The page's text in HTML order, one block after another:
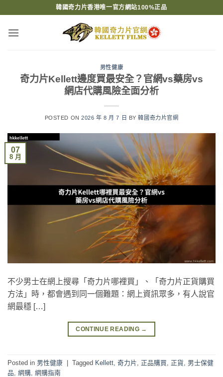
content
韓國奇力片香港唯一官方網站100%正品
男性健康
奇力片Kellett邊度買最安全？官網vs藥房vs
網店代購風險全面分析
POSTED ON2026 年 8 月 7 日 BY韓國奇力片官網
07
8 月
不少男士在網上搜尋「奇力片哪裡買」、「奇力片正貨購買
方法」時，都會遇到同一個難題：網上資訊眾多，有人說官
網最穩 […]
CONTINUE READING →
Posted in 男性健康 Tagged Kellett, 奇力片, 正品購買, 正貨, 男士保健
品, 網購, 網購指南